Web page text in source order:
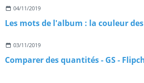
04/11/2019
03/11/2019
Comparer des quantités - GS -